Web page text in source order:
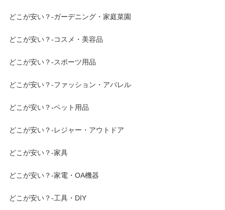
どこが安い？-ガーデニング・家庭菜園
どこが安い？-コスメ・美容品
どこが安い？-スポーツ用品
どこが安い？-ファッション・アパレル
どこが安い？-ペット用品
どこが安い？-レジャー・アウトドア
どこが安い？-家具
どこが安い？-家電・OA機器
どこが安い？-工具・DIY